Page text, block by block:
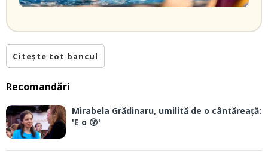
Citește tot bancul
Recomandări
Mirabela Grădinaru, umilită de o cântăreață:
'E o 😲'